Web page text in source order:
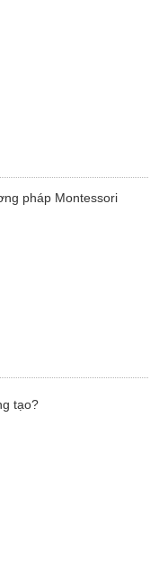
pháp Montessori
tạo?